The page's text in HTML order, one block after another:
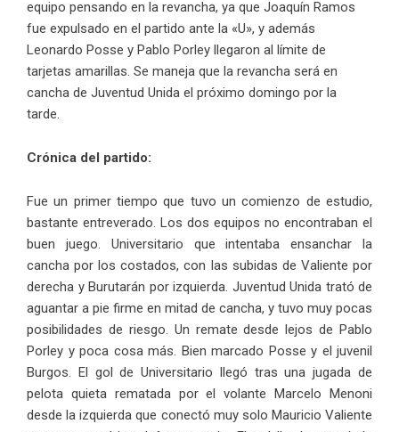
equipo pensando en la revancha, ya que Joaquín Ramos
fue expulsado en el partido ante la «U», y además
Leonardo Posse y Pablo Porley llegaron al límite de
tarjetas amarillas. Se maneja que la revancha será en
cancha de Juventud Unida el próximo domingo por la
tarde.
Crónica del partido:
Fue un primer tiempo que tuvo un comienzo de estudio,
bastante entreverado. Los dos equipos no encontraban el
buen juego. Universitario que intentaba ensanchar la
cancha por los costados, con las subidas de Valiente por
derecha y Burutarán por izquierda. Juventud Unida trató de
aguantar a pie firme en mitad de cancha, y tuvo muy pocas
posibilidades de riesgo. Un remate desde lejos de Pablo
Porley y poca cosa más. Bien marcado Posse y el juvenil
Burgos. El gol de Universitario llegó tras una jugada de
pelota quieta rematada por el volante Marcelo Menoni
desde la izquierda que conectó muy solo Mauricio Valiente